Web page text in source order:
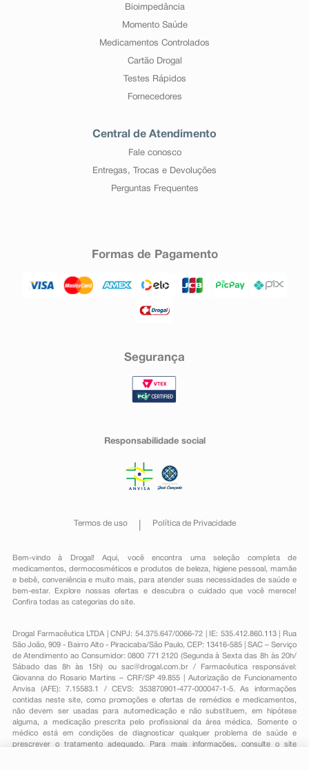
Bioimpedância
Momento Saúde
Medicamentos Controlados
Cartão Drogal
Testes Rápidos
Fornecedores
Central de Atendimento
Fale conosco
Entregas, Trocas e Devoluções
Perguntas Frequentes
Formas de Pagamento
Segurança
Responsabilidade social
Termos de uso Política de Privacidade
Bem-vindo à Drogal! Aqui, você encontra uma seleção completa de
medicamentos , dermocosméticos e produtos de beleza, higiene pessoal ,mamãe
e bebê, conveniênciae muito mais, para atender suas necessidades de saúde e
bem-estar. Explore nossas ofertas e descubra o cuidado que você merece!
Confira todas as categorias do site.
Drogal Farmacêutica LTDA | CNPJ: 54.375.647/0066-72 | IE: 535.412.860.113 | Rua
São João, 909 - Bairro Alto - Piracicaba/São Paulo, CEP: 13416-585 | SAC – Serviço
de Atendimento ao Consumidor: 0800 771 2120 (Segunda à Sexta das 8h às 20h/
Sábado das 8h às 15h) ou sac@drogal.com.br/ Farmacêutica responsável:
Giovanna do Rosario Martins – CRF/SP 49.855 | Autorização de Funcionamento
Anvisa (AFE): 7.15583.1 / CEVS: 353870901-477-000047-1-5. As informações
contidas neste site, como promoções e ofertas de remédios e medicamentos,
não devem ser usadas para automedicação e não substituem, em hipótese
alguma, a medicação prescrita pelo profissional da área médica. Somente o
médico está em condições de diagnosticar qualquer problema de saúde e
prescrever o tratamento adequado. Para mais informações, consulte o site